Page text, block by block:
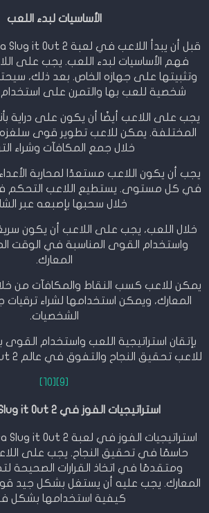
الأساسيات لبدء اللعب
فهم الأساسيات لبدء اللعب. يجب على
وتثبيتها على جهازه الخاص. بعد ذلك،
شخصية للعب بها والتمرن على استخدام
يجب على اللاعب أيضًا أن يكون على دراية
المختلفة. يمكن للاعب تطوير قوى
خلال جمع المكافآت وشراء
يجب أن يكون اللاعب مستعدًا لمحاربة
في كل مستوى. يستطيع اللاعب التحكم
خلال سحبها بإصبعه عبر
خلال اللعب، يجب على اللاعب أن يكون
واستخدام القوى المناسبة في الوقت
المعارك.
يمكن للاعب كسب النقاط والمكافآت من
المعارك، ويمكن استخدامها لشراء ترقيات
الشخصيات.
بإتقان استراتيجية اللعب واستخدام
للاعب تحقيق النجاح والتفوق في عالم Slugterra Slug it Out 2.
[9]
[10]
استراتيجيات الفوز في Slugterra Slug it Out 2
حاسمًا في تحقيق النجاح. يجب على
ومتقدمًا في اتخاذ القرارات الصحيحة
المعارك. يجب عليه أن يستغل بشكل جيد
كيفية استخدامها بشكل